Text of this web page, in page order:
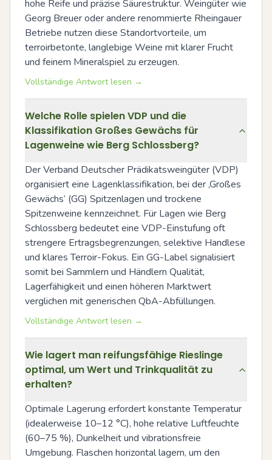
hohe Reife und präzise Säurestruktur. Weingüter wie
Georg Breuer oder andere renommierte Rheingauer
Betriebe nutzen diese Standortvorteile, um
terroirbetonte, langlebige Weine mit klarer Frucht
und feinem Mineralspiel zu erzeugen.
Vollständige Antwort lesen →
Welche Rolle spielen VDP und die
Klassifikation Großes Gewächs für
Lagenweine wie Berg Schlossberg?
Der Verband Deutscher Prädikatsweingüter (VDP)
organisiert eine Lagenklassifikation, bei der ‚Großes
Gewächs‘ (GG) Spitzenlagen und trockene
Spitzenweine kennzeichnet. Für Lagen wie Berg
Schlossberg bedeutet eine VDP-Einstufung oft
strengere Ertragsbegrenzungen, selektive Handlese
und klares Terroir-Fokus. Ein GG-Label signalisiert
somit bei Sammlern und Händlern Qualität,
Lagerfähigkeit und einen höheren Marktwert
verglichen mit generischen QbA-Abfüllungen.
Vollständige Antwort lesen →
Wie lagert man reifungsfähige Rieslinge
optimal, um Wert und Trinkqualität zu
erhalten?
Optimale Lagerung erfordert konstante Temperatur
(idealerweise 10–12 °C), hohe relative Luftfeuchte
(60–75 %), Dunkelheit und vibrationsfreie
Umgebung. Flaschen horizontal lagern, um den